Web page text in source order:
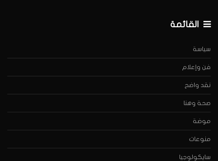
القائمة
سياسة
فن وإعلام
نقد واضح
صحة وهنا
موضة
منوعات
سايكولوجيا